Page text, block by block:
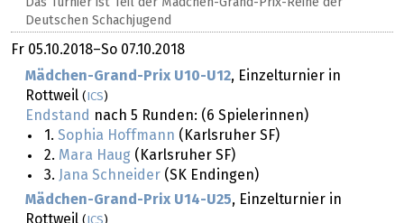
Deutschen Schachjugend
Fr 05.10.2018–So 07.10.2018
Mädchen-Grand-Prix U10-U12, Einzelturnier in
Rottweil ( ICS)
Endstand nach 5 Runden: (6 Spielerinnen)
1. Sophia Hoffmann (Karlsruher SF)
2. Mara Haug(Karlsruher SF)
3.
Jana Schneider(SK Endingen)
Mädchen-Grand-Prix U14-U25, Einzelturnier in
Rottweil ( ICS)